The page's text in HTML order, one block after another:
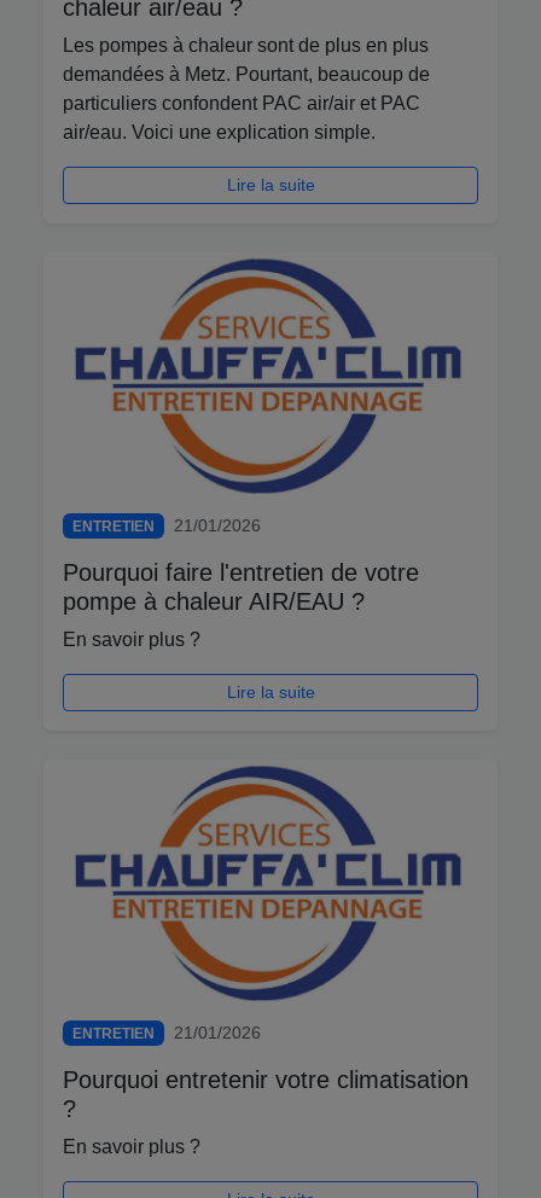
chaleur air/eau ?
Les pompes à chaleur sont de plus en plus
demandées à Metz. Pourtant, beaucoup de
particuliers confondent PAC air/air et PAC
air/eau. Voici une explication simple.
Lire la suite
ENTRETIEN 21/01/2026
Pourquoi faire l'entretien de votre
pompe à chaleur AIR/EAU ?
En savoir plus ?
Lire la suite
ENTRETIEN 21/01/2026
Pourquoi entretenir votre climatisation
?
En savoir plus ?